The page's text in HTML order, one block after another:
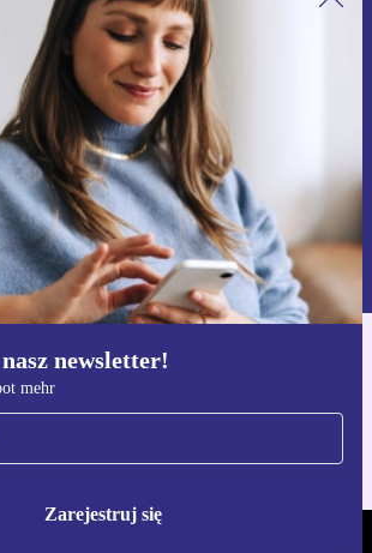
newsletter!
mehr
Zarejestruj się
Zapisz się na nasz newsletter!
Nie przegap żadnej oferty.
Zarejestruj się
używania danych osobowych znajdują się w
Pobierz aplikację refurbed
Dla iOS i Android